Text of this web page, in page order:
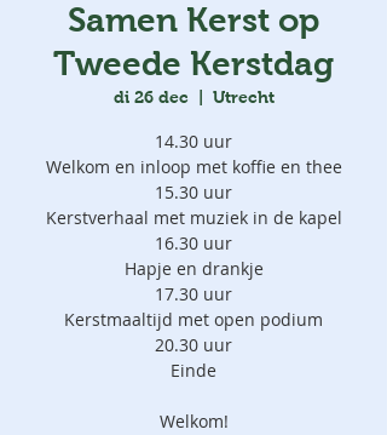
Samen Kerst op
Tweede Kerstdag
di 26 dec Utrecht
14.30 uur
Welkom en inloop met koffie en thee
15.30 uur
Kerstverhaal met muziek in de kapel
16.30 uur
Hapje en drankje
17.30 uur
Kerstmaaltijd met open podium
20.30 uur
Einde
Welkom!